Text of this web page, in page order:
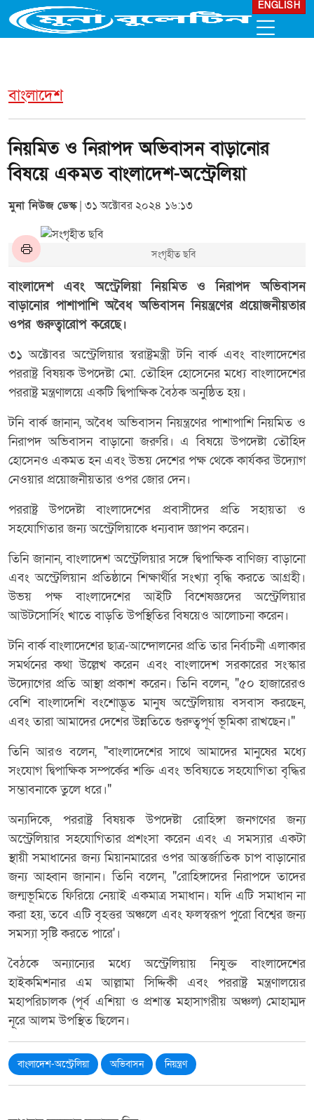
ENGLISH
বাংলাদেশ
নিয়মিত ও নিরাপদ অভিবাসন বাড়ানোর
বিষয়ে একমত বাংলাদেশ-অস্ট্রেলিয়া
মুনা নিউজ ডেস্ক| ৩১ অক্টোবর ২০২৪ ১৬:১৩
সংগৃহীত ছবি
বাংলাদেশ এবং অস্ট্রেলিয়া নিয়মিত ও নিরাপদ অভিবাসন
বাড়ানোর পাশাপাশি অবৈধ অভিবাসন নিয়ন্ত্রণের প্রয়োজনীয়তার
ওপর গুরুত্বারোপ করেছে।
৩১ অক্টোবর অস্ট্রেলিয়ার স্বরাষ্ট্রমন্ত্রী টনি বার্ক এবং বাংলাদেশের
পররাষ্ট্র বিষয়ক উপদেষ্টা মো. তৌহিদ হোসেনের মধ্যে বাংলাদেশের
পররাষ্ট্র মন্ত্রণালয়ে একটি দ্বিপাক্ষিক বৈঠক অনুষ্ঠিত হয়।
টনি বার্ক জানান, অবৈধ অভিবাসন নিয়ন্ত্রণের পাশাপাশি নিয়মিত ও
নিরাপদ অভিবাসন বাড়ানো জরুরি। এ বিষয়ে উপদেষ্টা তৌহিদ
হোসেনও একমত হন এবং উভয় দেশের পক্ষ থেকে কার্যকর উদ্যোগ
নেওয়ার প্রয়োজনীয়তার ওপর জোর দেন।
পররাষ্ট্র উপদেষ্টা বাংলাদেশের প্রবাসীদের প্রতি সহায়তা ও
সহযোগিতার জন্য অস্ট্রেলিয়াকে ধন্যবাদ জ্ঞাপন করেন।
তিনি জানান, বাংলাদেশ অস্ট্রেলিয়ার সঙ্গে দ্বিপাক্ষিক বাণিজ্য বাড়ানো
এবং অস্ট্রেলিয়ান প্রতিষ্ঠানে শিক্ষার্থীর সংখ্যা বৃদ্ধি করতে আগ্রহী।
উভয় পক্ষ বাংলাদেশের আইটি বিশেষজ্ঞদের অস্ট্রেলিয়ার
আউটসোর্সিং খাতে বাড়তি উপস্থিতির বিষয়েও আলোচনা করেন।
টনি বার্ক বাংলাদেশের ছাত্র-আন্দোলনের প্রতি তার নির্বাচনী এলাকার
সমর্থনের কথা উল্লেখ করেন এবং বাংলাদেশ সরকারের সংস্কার
উদ্যোগের প্রতি আস্থা প্রকাশ করেন। তিনি বলেন, "৫০ হাজারেরও
বেশি বাংলাদেশি বংশোদ্ভূত মানুষ অস্ট্রেলিয়ায় বসবাস করছেন,
এবং তারা আমাদের দেশের উন্নতিতে গুরুত্বপূর্ণ ভূমিকা রাখছেন।"
তিনি আরও বলেন, "বাংলাদেশের সাথে আমাদের মানুষের মধ্যে
সংযোগ দ্বিপাক্ষিক সম্পর্কের শক্তি এবং ভবিষ্যতে সহযোগিতা বৃদ্ধির
সম্ভাবনাকে তুলে ধরে।"
অন্যদিকে, পররাষ্ট্র বিষয়ক উপদেষ্টা রোহিঙ্গা জনগণের জন্য
অস্ট্রেলিয়ার সহযোগিতার প্রশংসা করেন এবং এ সমস্যার একটা
স্থায়ী সমাধানের জন্য মিয়ানমারের ওপর আন্তর্জাতিক চাপ বাড়ানোর
জন্য আহ্বান জানান। তিনি বলেন, "রোহিঙ্গাদের নিরাপদে তাদের
জন্মভূমিতে ফিরিয়ে নেয়াই একমাত্র সমাধান। যদি এটি সমাধান না
করা হয়, তবে এটি বৃহত্তর অঞ্চলে এবং ফলস্বরূপ পুরো বিশ্বের জন্য
সমস্যা সৃষ্টি করতে পারে'।
বৈঠকে অন্যান্যের মধ্যে অস্ট্রেলিয়ায় নিযুক্ত বাংলাদেশের
হাইকমিশনার এম আল্লামা সিদ্দিকী এবং পররাষ্ট্র মন্ত্রণালয়ের
মহাপরিচালক (পূর্ব এশিয়া ও প্রশান্ত মহাসাগরীয় অঞ্চল) মোহাম্মদ
নূরে আলম উপস্থিত ছিলেন।
বাংলাদেশ-অস্ট্রেলিয়া অভিবাসন নিয়ন্ত্রণ